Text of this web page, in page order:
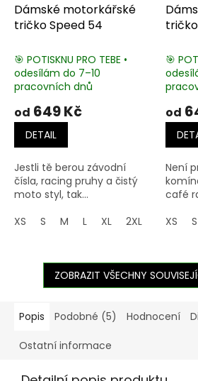
Dámské motorkářské
tričko Speed 54
🎯 POTISKNU PRO TEBE •
odesílám do 7–10
pracovních dnů
od 649 Kč
DETAIL
Jestli tě berou závodní
čísla, racing pruhy a čistý
moto styl, tak...
XS
S M L XL 2XL 3XL
🎯
od
Není
café
XS
S
ZOBRAZIT VŠECHNY
Popis Podobné (5) Hodnocení
Ostatní informace